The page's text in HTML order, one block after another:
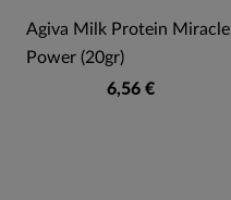
Agiva Milk Protein Miracle
Power (20gr)
6,56 €